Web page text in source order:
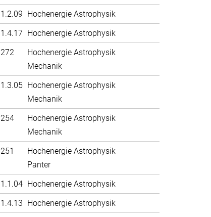
Hochenergie Astrophysik
Hochenergie Astrophysik
Hochenergie Astrophysik
Mechanik
Hochenergie Astrophysik
Mechanik
Hochenergie Astrophysik
Mechanik
Hochenergie Astrophysik
Panter
Hochenergie Astrophysik
Hochenergie Astrophysik